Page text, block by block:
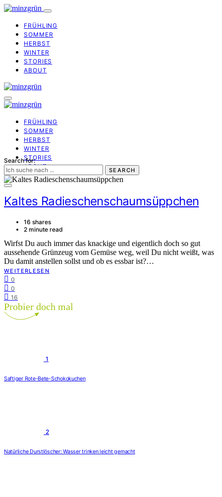
FRÜHLING
SOMMER
HERBST
WINTER
STORIES
ABOUT
FRÜHLING
SOMMER
HERBST
WINTER
STORIES
ABOUT
Search for:
SEARCH
Kaltes Radieschenschaumsüppchen
16 shares
2 minute read
Wirfst Du auch immer das knackige und eigentlich doch so gut
aussehende Grünzeug vom Gemüse weg, weil Du nicht weißt, was
Du damit anstellen sollst und ob es essbar ist?…
WEITERLESEN
0
0
16
Probier doch mal
1
Saftiger Rote-Bete-Schokokuchen
2
Natürliche Durstlöscher: Wasser trinken leicht gemacht